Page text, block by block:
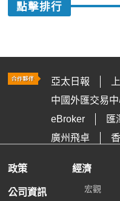
點擊排行
亞太日報
中國外匯交易
eBroker
匯
廣州飛卓
政策
公司資訊
經濟
宏觀